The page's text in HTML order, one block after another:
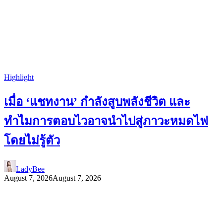
Highlight
เมื่อ ‘แชทงาน’ กำลังสูบพลังชีวิต และ
ทำไมการตอบไวอาจนำไปสู่ภาวะหมดไฟ
โดยไม่รู้ตัว
LadyBee
August 7, 2026August 7, 2026